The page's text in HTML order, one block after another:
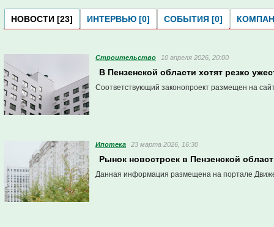
НОВОСТИ [23] ИНТЕРВЬЮ [0] СОБЫТИЯ [0]
Строительство 10 апреля 2026, 20:00
В Пензенской области хотят резко
Соответствующий законопроект размещен на
Ипотека 23 марта 2026, 16:30
Рынок новостроек в Пензенской
Данная информация размещена на портале